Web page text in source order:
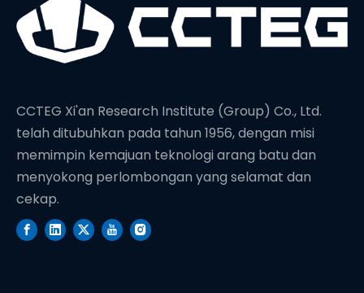
CCTEG Xi'an Research Institute (Group) Co., Ltd.
telah ditubuhkan pada tahun 1956, dengan misi
memimpin kemajuan teknologi arang batu dan
menyokong perlombongan yang selamat dan
cekap.